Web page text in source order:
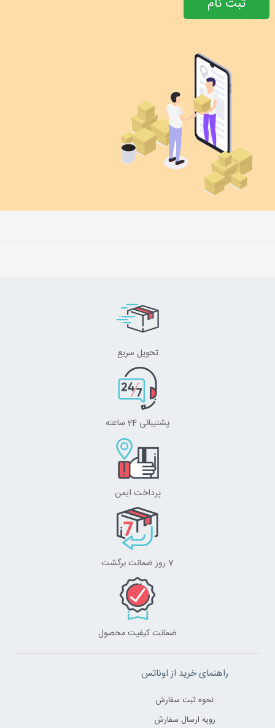
ثبت نام
تحویل سریع
پشتیبانی 24 ساعته
پرداخت ایمن
7 روز ضمانت برگشت
ضمانت کیفیت محصول
راهنمای خرید از اوناتس
نحوه ثبت سفارش
رویه ارسال سفارش